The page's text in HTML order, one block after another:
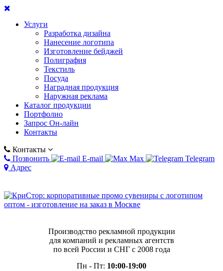
Услуги
Разработка дизайна
Нанесение логотипа
Изготовление бейджей
Полиграфия
Текстиль
Посуда
Наградная продукция
Наружная реклама
Каталог продукции
Портфолио
Запрос Он-лайн
Контакты
Контакты
Позвонить
E-mail Max
Telegram
Адрес
Производство рекламной продукции
для компаний и рекламных агентств
по всей России и СНГ с 2008 года
Пн - Пт: 10:00-19:00